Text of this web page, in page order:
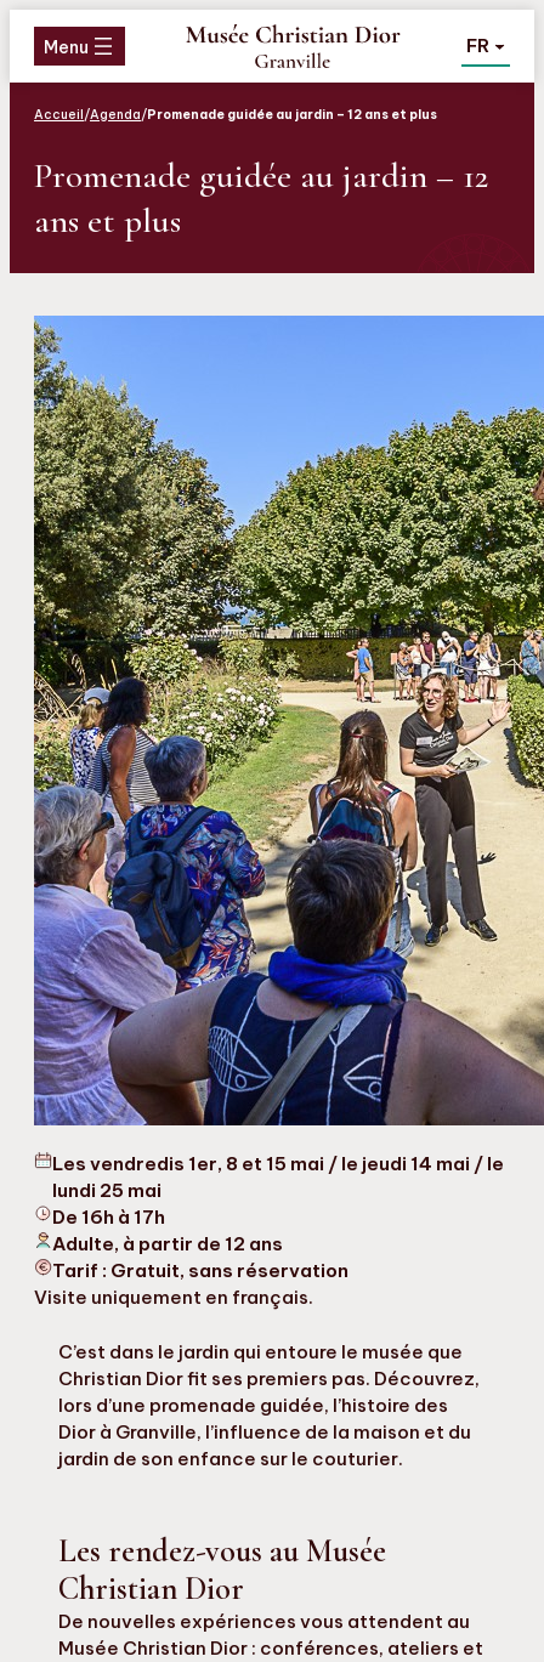
Aller
Aller
Aller
page
Menu FR
Accueil /Agenda/Promenade guidée au jardin – 12 ans et plus
Promenade guidée au jardin – 12
ans et plus
Les vendredis 1er, 8 et 15 mai / le jeudi 14 mai / le
lundi 25 mai
De 16h à 17h
Adulte, à partir de 12 ans
Tarif : Gratuit, sans réservation
Visite uniquement en français.
C’est dans le jardin qui entoure le musée que
Christian Dior fit ses premiers pas. Découvrez,
lors d’une promenade guidée, l’histoire des
Dior à Granville, l’influence de la maison et du
jardin de son enfance sur le couturier.
Les rendez-vous au Musée
Christian Dior
De nouvelles expériences vous attendent au
Musée Christian Dior : conférences, ateliers et